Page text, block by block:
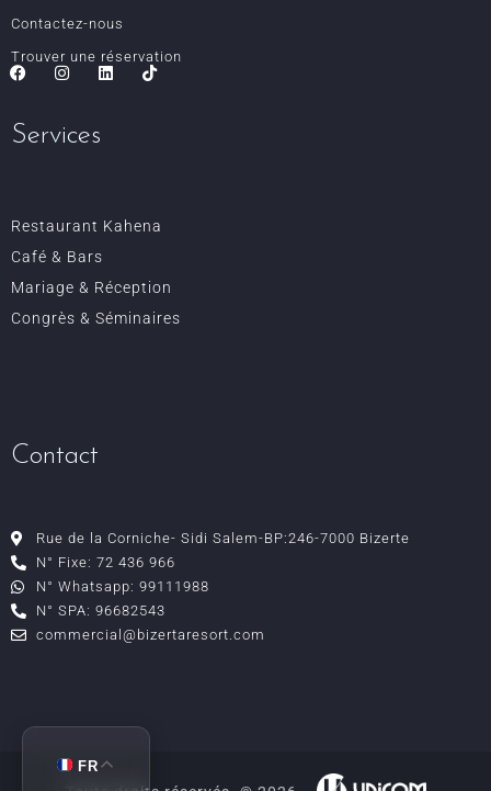
Contactez-nous
Trouver une réservation
Services
Restaurant Kahena
Café & Bars
Mariage & Réception
Congrès & Séminaires
Contact
Rue de la Corniche- Sidi Salem-BP:246-7000 Bizerte
N° Fixe: 72 436 966
N° Whatsapp: 99111988
N° SPA: 96682543
commercial@bizertaresort.com
FR